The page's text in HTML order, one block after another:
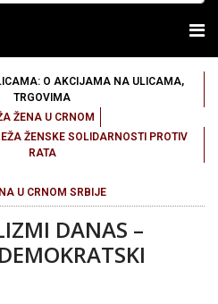
O AKCIJAMA NA ULICAMA,
TRGOVIMA
ŽENA U CRNOM
ŽENSKE SOLIDARNOSTI PROTIV
RATA
U CRNOM SRBIJE
DANAS –